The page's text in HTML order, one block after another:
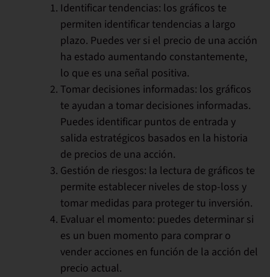
Identificar tendencias: los gráficos te
permiten identificar tendencias a largo
plazo. Puedes ver si el precio de una acción
ha estado aumentando constantemente,
lo que es una señal positiva.
Tomar decisiones informadas: los gráficos
te ayudan a tomar decisiones informadas.
Puedes identificar puntos de entrada y
salida estratégicos basados en la historia
de precios de una acción.
Gestión de riesgos: la lectura de gráficos te
permite establecer niveles de stop-loss y
tomar medidas para proteger tu inversión.
Evaluar el momento: puedes determinar si
es un buen momento para comprar o
vender acciones en función de la acción del
precio actual.